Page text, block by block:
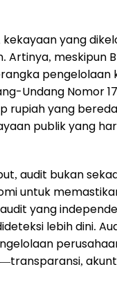
yang
Artinya, meskipun
pengelolaan
Undang Nomor
rupiah yang
publik yang
audit bukan
untuk
yang
lebih dini.